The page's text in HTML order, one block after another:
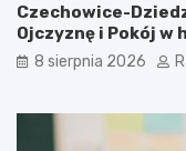
Czechowice-
Ojczyznę i Pokój w
8 sierpnia 2026